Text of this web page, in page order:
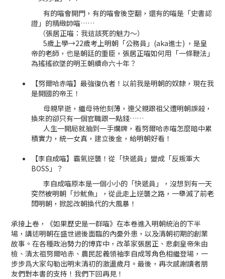
有的喵會開門，有的喵會後空翻，還有的喵是「史書認
證」的精緻帥喵……
（張居正喵：我這該死的魅力～）
5歲上學→22歲考上明朝「公務員」(aka進士) ，是皇
帝的老師，也是朝廷的重臣，張居正喵如何用「一條鞭法」
為搖搖欲墜的明王朝續命六十年？
【努爾哈赤喵】最強復仇者！以前我是明朝的奴隸，現在我
是開國的帝王！
母親早逝，繼母待他刻薄，連父親跟祖父遭明朝誤殺，
換來的卻只有一個官職跟一點錢……
人生一開局就抽到一手爛牌，看努爾哈赤喵怎麼暗中累
積實力，統一女真，建立後金，給明朝好看！
【李自成喵】霸氣逆襲！從「快遞員」變成「反叛軍大
BOSS」？
李自成喵原本是一個小小的「快遞員」，沒想到有一天
突然被明朝「炒魷魚」，從此走上逆襲之路，一舉滅了前老
闆明朝，掀起改朝換代的大風暴！
承接上卷，《如果歷史是一群喵》在本卷進入明朝統治的下半
場，講述明朝在盛世過後面臨的內憂外患，以及清朝初期的創業
故事。在各種政治勢力的博弈中，改革家張居正、悲劇皇帝朱由
檢、清太祖努爾哈赤、農民起義領袖李自成等角色相繼登場，一
步步爲大家勾勒出明末清初的激盪歲月。最後，再次感謝讀者朋
友們對本書的支持！我們下回再見！